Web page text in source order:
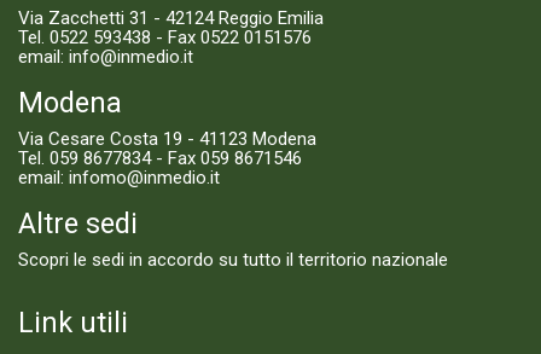
Via Zacchetti 31 - 42124 Reggio Emilia
Tel. 0522 593438 - Fax 0522 0151576
email: info@inmedio.it
Modena
Via Cesare Costa 19 - 41123 Modena
Tel. 059 8677834- Fax 059 8671546
email: infomo@inmedio.it
Altre sedi
Scopri le sedi in accordo su tutto il territorio nazionale
Link utili